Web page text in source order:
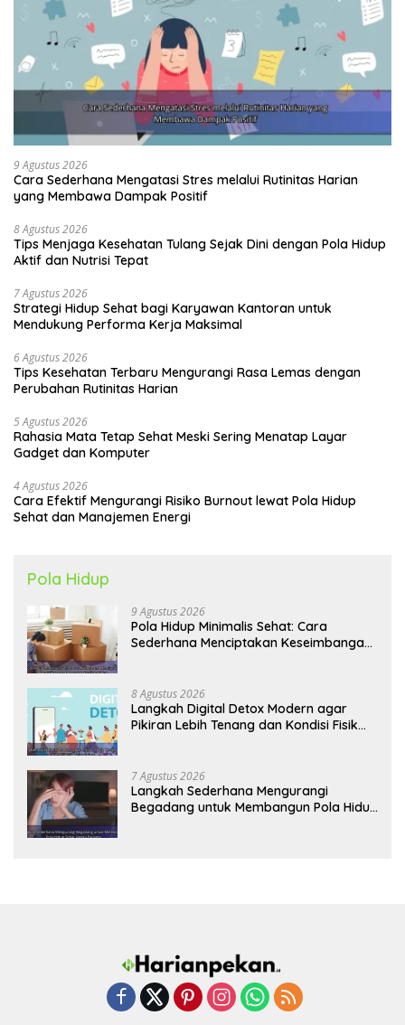
9 Agustus 2026
Cara Sederhana Mengatasi Stres melalui Rutinitas Harian
yang Membawa Dampak Positif
8 Agustus 2026
Tips Menjaga Kesehatan Tulang Sejak Dini dengan Pola Hidup
Aktif dan Nutrisi Tepat
7 Agustus 2026
Strategi Hidup Sehat bagi Karyawan Kantoran untuk
Mendukung Performa Kerja Maksimal
6 Agustus 2026
Tips Kesehatan Terbaru Mengurangi Rasa Lemas dengan
Perubahan Rutinitas Harian
5 Agustus 2026
Rahasia Mata Tetap Sehat Meski Sering Menatap Layar
Gadget dan Komputer
4 Agustus 2026
Cara Efektif Mengurangi Risiko Burnout lewat Pola Hidup
Sehat dan Manajemen Energi
Pola Hidup
9 Agustus 2026
Pola Hidup Minimalis Sehat: Cara
Sederhana Menciptakan Keseimbangan
8 Agustus 2026
Langkah Digital Detox Modern agar
Pikiran Lebih Tenang dan Kondisi Fisik
7 Agustus 2026
Langkah Sederhana Mengurangi
Begadang untuk Membangun Pola Hidup